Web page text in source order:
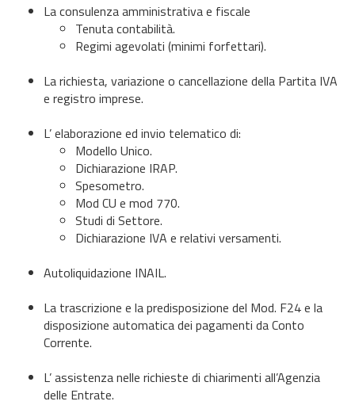
La consulenza amministrativa e fiscale
Tenuta contabilità.
Regimi agevolati (minimi forfettari).
La richiesta, variazione o cancellazione della Partita IVA
e registro imprese.
L’ elaborazione ed invio telematico di:
Modello Unico.
Dichiarazione IRAP.
Spesometro.
Mod CU e mod 770.
Studi di Settore.
Dichiarazione IVA e relativi versamenti.
Autoliquidazione INAIL.
La trascrizione e la predisposizione del Mod. F24 e la
disposizione automatica dei pagamenti da Conto
Corrente.
L’ assistenza nelle richieste di chiarimenti all’Agenzia
delle Entrate.